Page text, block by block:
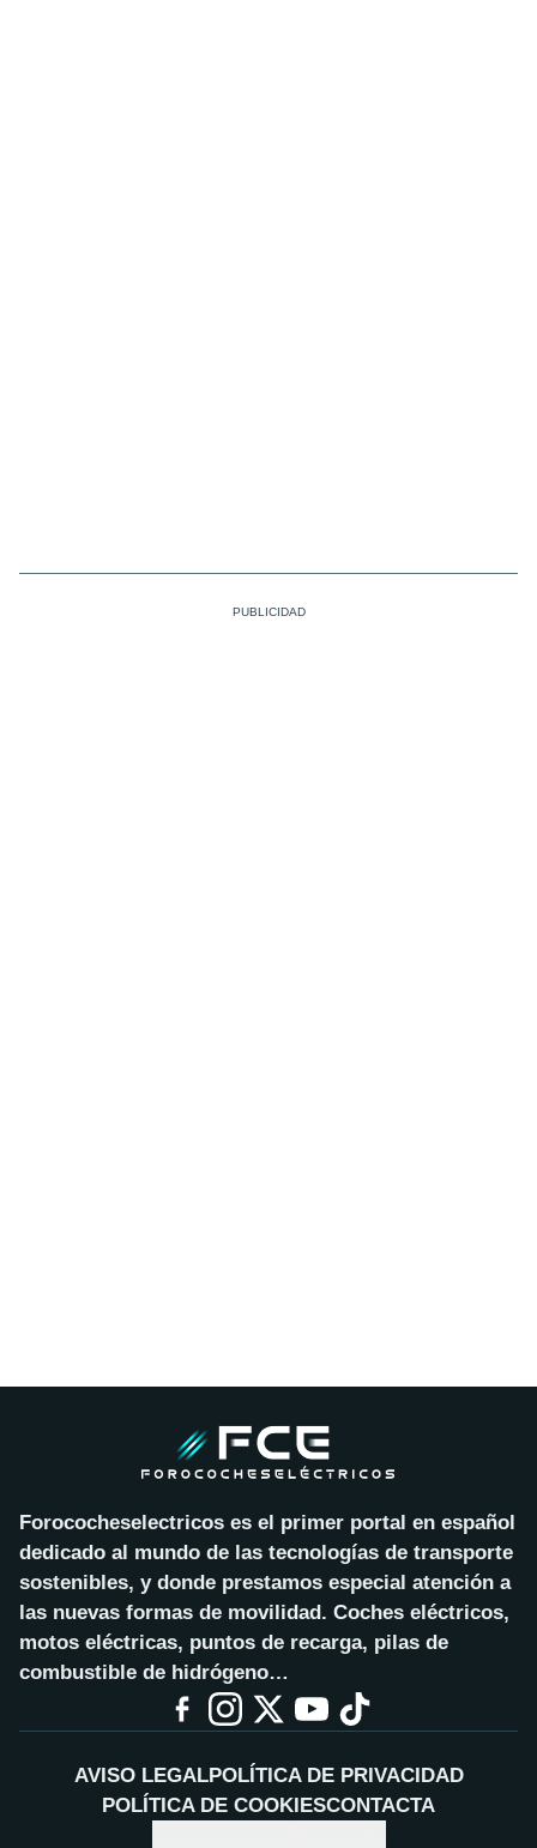
Forococheselectricos es el primer portal en español
dedicado al mundo de las tecnologías de transporte
sostenibles, y donde prestamos especial atención a
las nuevas formas de movilidad. Coches eléctricos,
motos eléctricas, puntos de recarga, pilas de
combustible de hidrógeno…
AVISO LEGALPOLÍTICA DE PRIVACIDAD
POLÍTICA DE COOKIESCONTACTA